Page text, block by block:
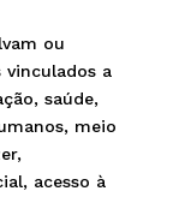
ou
vinculados a
saúde,
meio
acesso à